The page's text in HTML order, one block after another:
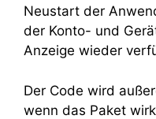
Neustart der
der Konto- und
Anzeige wieder
Der Code wird
wenn das Paket